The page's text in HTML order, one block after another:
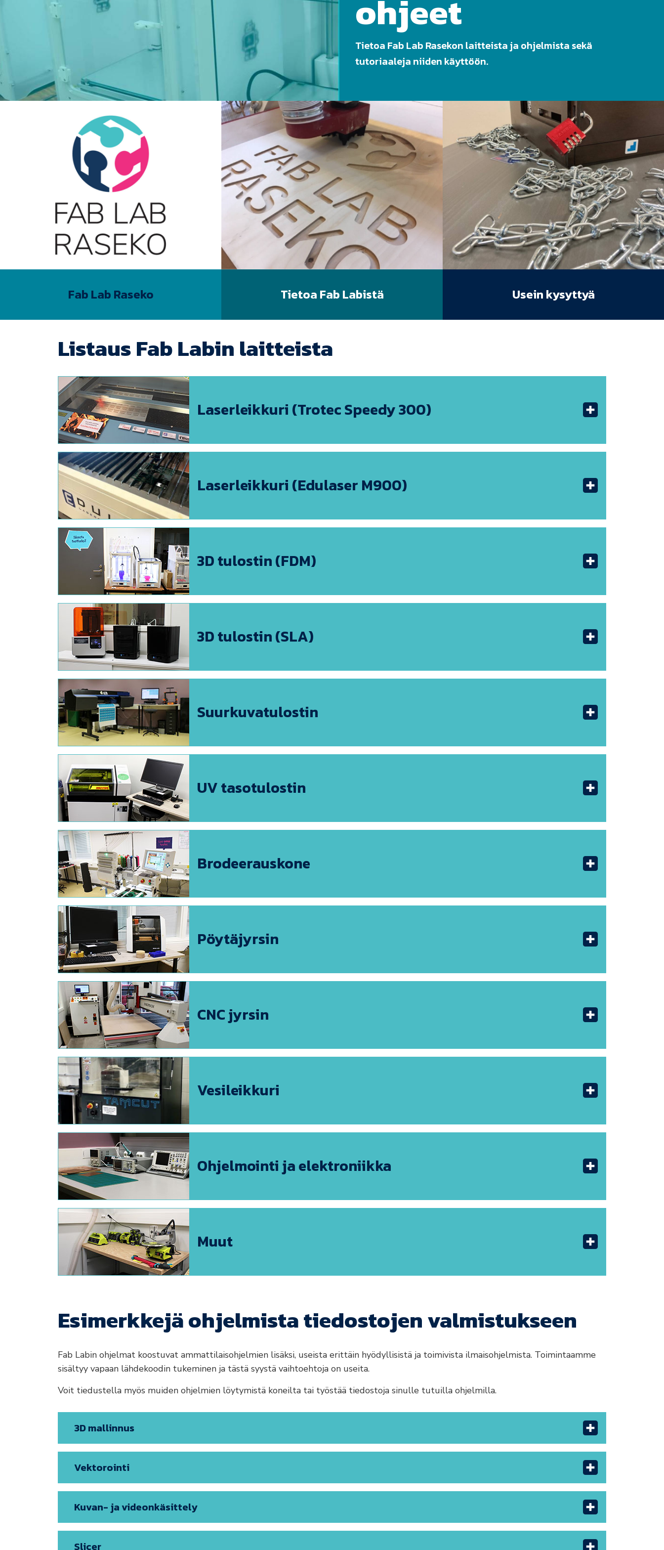
ohjeet
Tietoa Fab Lab Rasekon laitteista ja ohjelmista sekä
tutoriaaleja niiden käyttöön.
Fab Lab Raseko Tietoa Fab Labistä Usein kysyttyä
Listaus Fab Labin laitteista
Laserleikkuri (Trotec Speedy 300)
Laserleikkuri (Edulaser M900)
3D tulostin (FDM)
3D tulostin (SLA)
Suurkuvatulostin
UV tasotulostin
Brodeerauskone
Pöytäjyrsin
CNC jyrsin
Vesileikkuri
Ohjelmointi ja elektroniikka
Muut
Esimerkkejä ohjelmista tiedostojen valmistukseen
Fab Labin ohjelmat koostuvat ammattilaisohjelmien lisäksi, useista erittäin hyödyllisistä ja toimivista ilmaisohjelmista. Toimintaamme
sisältyy vapaan lähdekoodin tukeminen ja tästä syystä vaihtoehtoja on useita.
Voit tiedustella myös muiden ohjelmien löytymistä koneilta tai työstää tiedostoja sinulle tutuilla ohjelmilla.
3D mallinnus
Vektorointi
Kuvan- ja videonkäsittely
Slicer